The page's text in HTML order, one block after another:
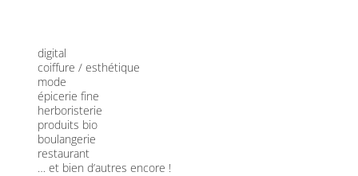
digital
coiffure / esthétique
mode
épicerie fine
herboristerie
produits bio
boulangerie
restaurant
… et bien d’autres encore !